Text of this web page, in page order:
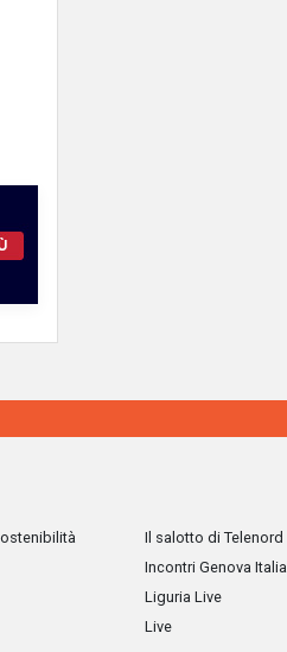
Il salotto di Telenord
Incontri Genova Italia
Liguria Live
Live